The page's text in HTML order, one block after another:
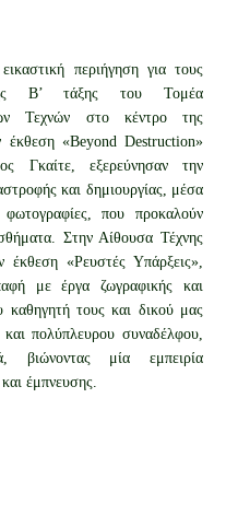
περιήγηση για τους
Β’ τάξης του Τομέα
Τεχνών στο κέντρο της
έκθεση «Beyond Destruction»
Γκαίτε, εξερεύνησαν την
και δημιουργίας, μέσα
που προκαλούν
Στην Αίθουσα Τέχνης
έκθεση «Ρευστές Υπάρξεις»,
με έργα ζωγραφικής και
καθηγητή τους και δικού μας
και πολύπλευρου συναδέλφου,
βιώνοντας μία εμπειρία
έμπνευσης.